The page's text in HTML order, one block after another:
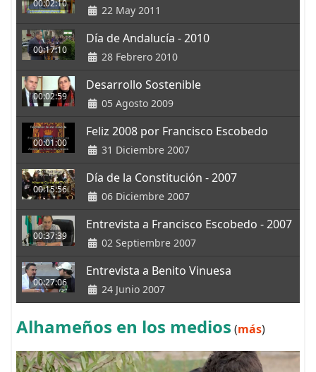
00:02:10
22 May 2011
00:17:10
Día de Andalucía - 2010
28 Febrero 2010
00:02:59
Desarrollo Sostenible
05 Agosto 2009
00:01:00
Feliz 2008 por Francisco Escobedo
31 Diciembre 2007
00:15:56
Día de la Constitución - 2007
06 Diciembre 2007
00:37:39
Entrevista a Francisco Escobedo - 2007
02 Septiembre 2007
00:27:06
Entrevista a Benito Vinuesa
24 Junio 2007
Alhameños en los medios (más)